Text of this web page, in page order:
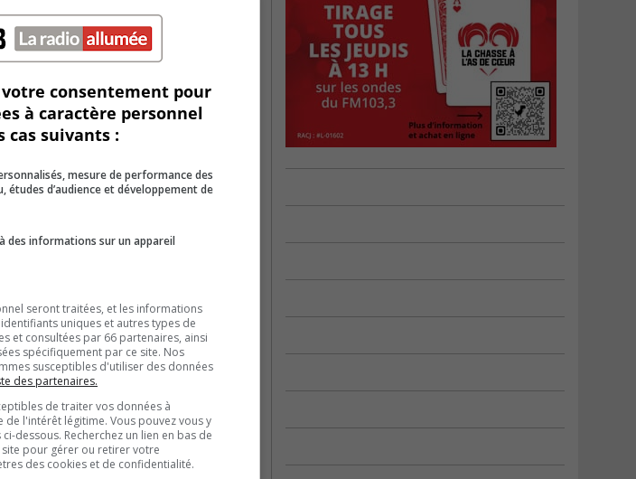
votre consentement pour
à caractère personnel
cas suivants :
mesure de performance des
études d’audience et développement de
des informations sur un appareil
seront traitées, et les informations
uniques et autres types de
et consultées par 66 partenaires, ainsi
spécifiquement par ce site. Nos
susceptibles d'utiliser des données
des partenaires.
de traiter vos données à
de l'intérêt légitime. Vous pouvez vous y
dessous. Recherchez un lien en bas de
pour gérer ou retirer votre
des cookies et de confidentialité.